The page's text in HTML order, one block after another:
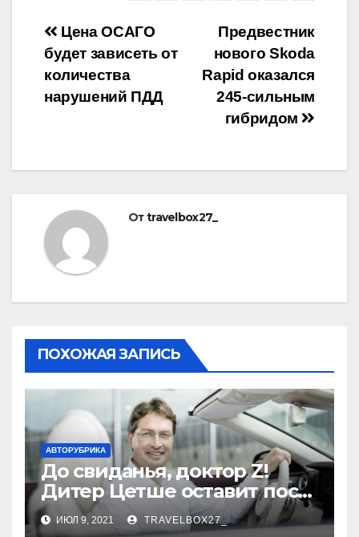
Навигация
по
записям
Предвестник
нового Skoda
Rapid оказался
245-сильным
гибридом
Цена ОСАГО
будет зависеть от
количества
нарушений ПДД
Отtravelbox27_
ПОХОЖАЯ ЗАПИСЬ
АВТОРУБРИКА
До свиданья, доктор Z!
Дитер Цетше оставит пост
главы концерна Daimler
ИЮЛ 9, 2021 TRAVELBOX27_